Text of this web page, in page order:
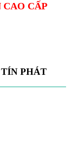
CẤP
PHÁT